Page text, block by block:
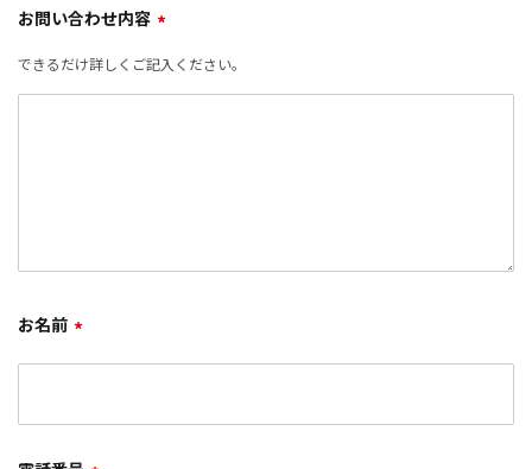
お問い合わせ内容 *
できるだけ詳しくご記入ください。
お名前 *